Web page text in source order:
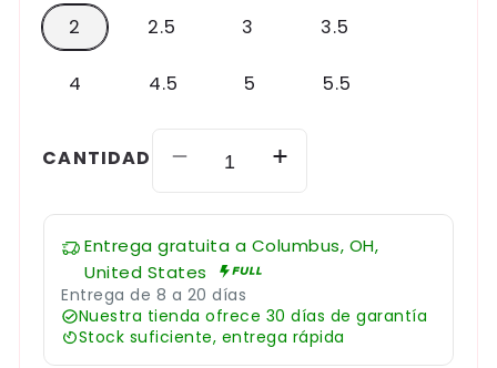
2
2.5 3 3.5
4 4.5 5 5.5
CANTIDAD
Reducir
para
Sandalias
de
tacón
alto
con
Aumentar
para
Sandalias
alto
con
Entrega gratuita a Columbus, OH,
United States
Entrega de 8 a 20 días
Nuestra tienda ofrece 30 días de garantía
Stock suficiente, entrega rápida